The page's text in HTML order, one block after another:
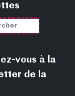
vous à la
de la